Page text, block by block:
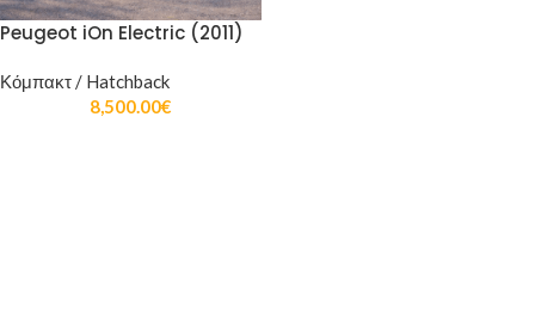
Peugeot iOn Electric (2011)
Κόμπακτ / Hatchback
8,500.00€